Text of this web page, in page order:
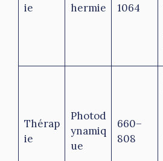
ie
hermie
1064
Thérap
ie
Photod
ynamiq
ue
660–
808